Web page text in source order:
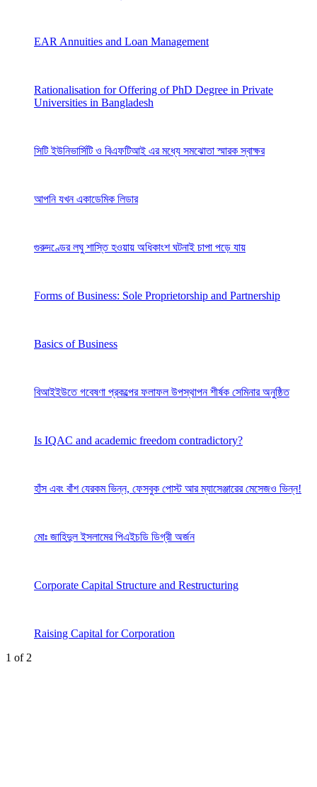
EAR Annuities and Loan Management
Rationalisation for Offering of PhD Degree in Private
Universities in Bangladesh
সিটি ইউনিভার্সিটি ও বিএফটিআই এর মধ্যে সমঝোতা স্মারক স্বাক্ষর
আপনি যখন একাডেমিক লিডার
গুরুদণ্ডের লঘু শাস্তি হওয়ায় অধিকাংশ ঘটনাই চাপা পড়ে যায়
Forms of Business: Sole Proprietorship and Partnership
Basics of Business
বিআইইউতে গবেষণা প্রকল্পের ফলাফল উপস্থাপন শীর্ষক সেমিনার অনুষ্ঠিত
Is IQAC and academic freedom contradictory?
হাঁস এবং বাঁশ যেরকম ভিন্ন, ফেসবুক পোস্ট আর ম্যাসেঞ্জারের মেসেজও ভিন্ন!
মোঃ জাহিদুল ইসলামের পিএইচডি ডিগ্রী অর্জন
Corporate Capital Structure and Restructuring
Raising Capital for Corporation
1 of 2